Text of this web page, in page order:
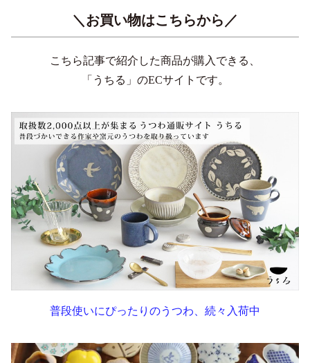
＼お買い物はこちらから／
こちら記事で紹介した商品が購入できる、
「うちる」のECサイトです。
普段使いにぴったりのうつわ、続々入荷中